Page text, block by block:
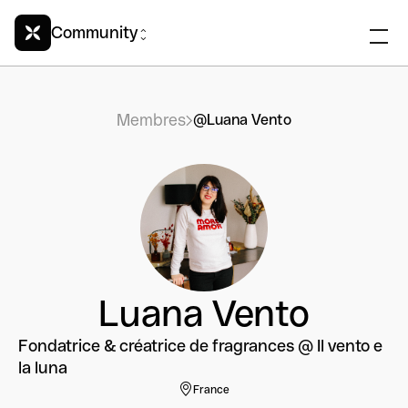
Community
Membres @Luana Vento
Luana Vento
Fondatrice & créatrice de fragrances @ Il vento e
la luna
France